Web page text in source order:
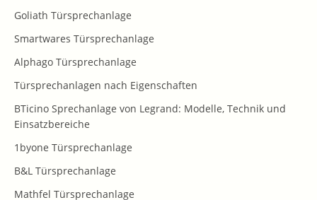
Goliath Türsprechanlage
Smartwares Türsprechanlage
Alphago Türsprechanlage
Türsprechanlagen nach Eigenschaften
BTicino Sprechanlage von Legrand: Modelle, Technik und
Einsatzbereiche
1byone Türsprechanlage
B&L Türsprechanlage
Mathfel Türsprechanlage